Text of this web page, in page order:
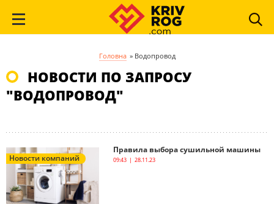
Головна » Водопровод
НОВОСТИ ПО ЗАПРОСУ
"ВОДОПРОВОД"
Новости компаний
Правила выбора сушильной машины
09:43 | 28.11.23